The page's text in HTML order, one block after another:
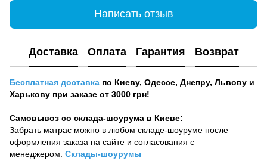
Написать отзыв
Доставка Оплата Гарантия Возврат
Бесплатная доставка по Киеву, Одессе, Днепру, Львову и
Харькову при заказе от 3000 грн!
Самовывоз со склада-шоурума в Киеве:
Забрать матрас можно в любом складе-шоуруме после
оформления заказа на сайте и согласования с
менеджером. Склады-шоурумы